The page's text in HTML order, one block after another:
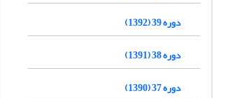
دوره 39 (1392)
دوره 38 (1391)
دوره 37 (1390)